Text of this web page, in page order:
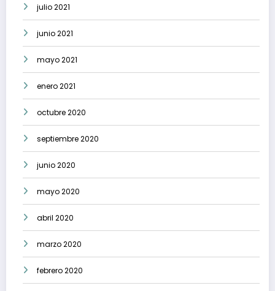
julio 2021
junio 2021
mayo 2021
enero 2021
octubre 2020
septiembre 2020
junio 2020
mayo 2020
abril 2020
marzo 2020
febrero 2020